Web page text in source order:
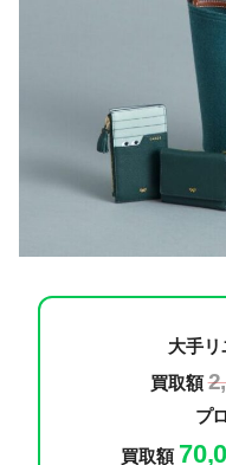
大手リ
買取額
プ
買取額